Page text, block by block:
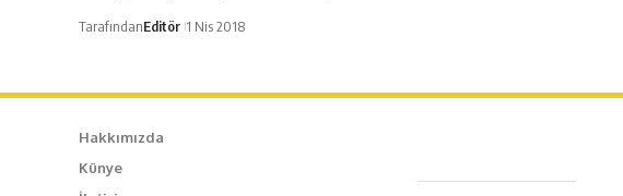
TarafındanEditör 1 Nis 2018
Hakkımızda
Künye
Caferağa Mah. Dr.